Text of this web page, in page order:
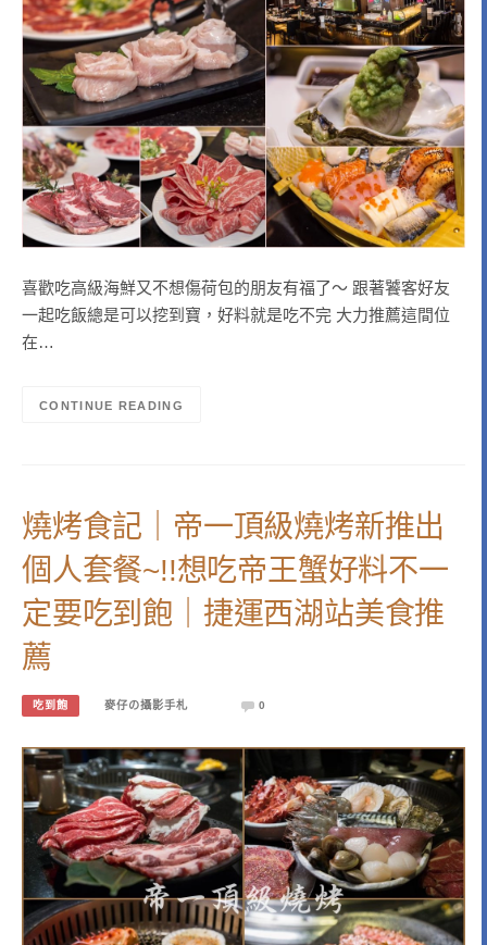
喜歡吃高級海鮮又不想傷荷包的朋友有福了～ 跟著饕客好友
一起吃飯總是可以挖到寶，好料就是吃不完 大力推薦這間位
在…
CONTINUE READING
燒烤食記｜帝一頂級燒烤新推出
個人套餐~!!想吃帝王蟹好料不一
定要吃到飽｜捷運西湖站美食推
薦
吃到飽 麥仔の攝影手札 0